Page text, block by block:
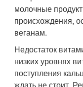
молочные
происхождения,
веганам.
Недостаток
низких уровнях
поступления